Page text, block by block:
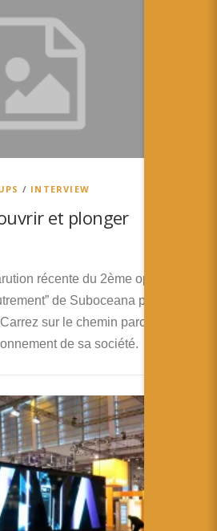
/ INTERVIEW
et plonger
récente du 2ème opus de la
de Suboceana pour faire
sur le chemin parcouru et en
de sa société.